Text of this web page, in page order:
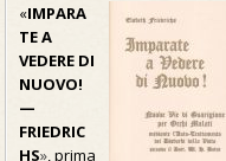
«IMPARA
TE A
VEDERE DI
NUOVO!
—
FRIEDRIC
HS», prima